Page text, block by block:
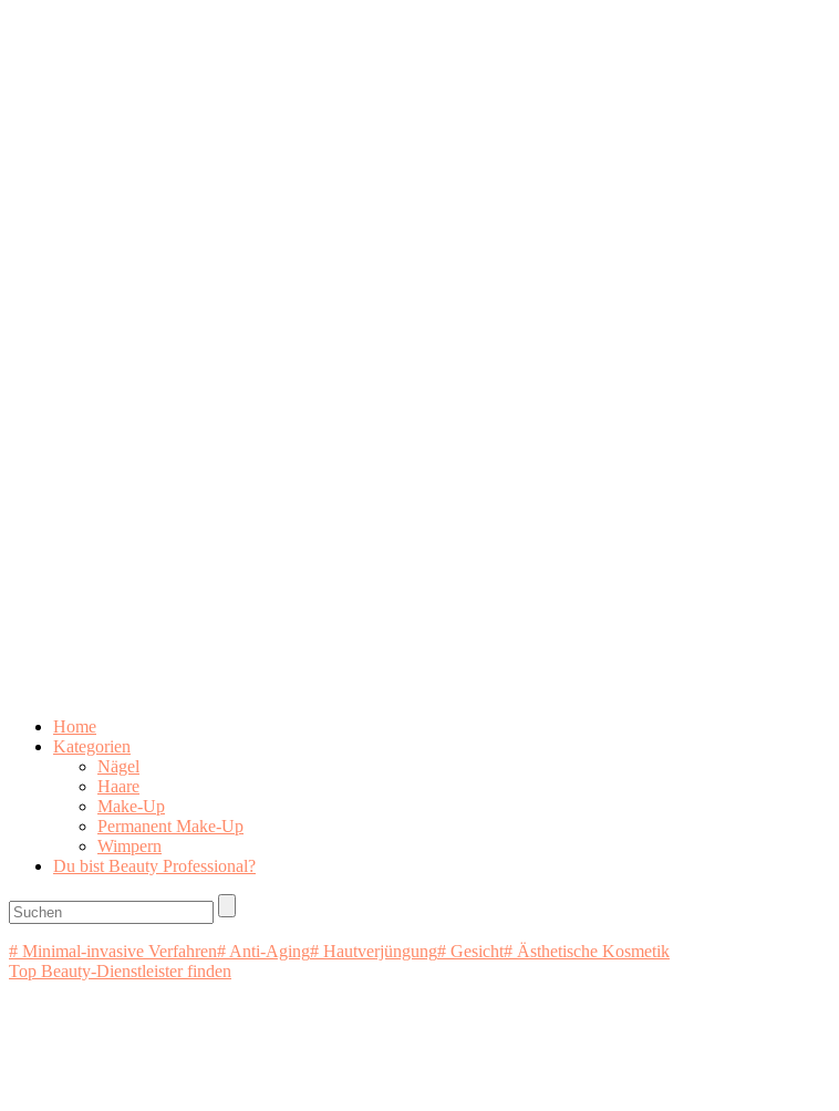
Home
Kategorien
Nägel
Haare
Make-Up
Permanent Make-Up
Wimpern
Du bist Beauty Professional?
# Minimal-invasive Verfahren# Anti-Aging# Hautverjüngung# Gesicht# Ästhetische Kosmetik
Top Beauty-Dienstleister finden